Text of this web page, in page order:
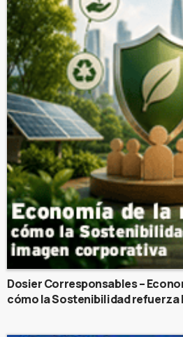
Dosier Corresponsables –
cómo la Sostenibilidad